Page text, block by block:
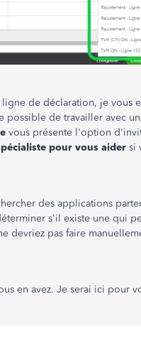
de déclaration, je vous
possible de travailler avec un
vous présente l'option
pour vous aider si
des applications
s'il existe une qui
devriez pas faire
en avez. Je serai ici pour